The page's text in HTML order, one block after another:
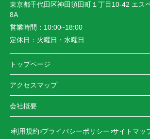
東京都千代田区神田須田町１丁目10-42 エス
8A
営業時間： 10:00~18:00
定休日： 火曜日・水曜日
トップページ
アクセスマップ
会社概要
利用規約 プライバシーポリシー サイトマッ